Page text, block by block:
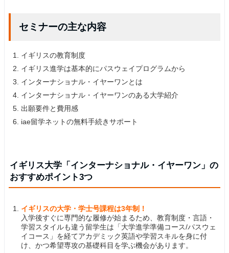
セミナーの主な内容
イギリスの教育制度
イギリス進学は基本的にパスウェイプログラムから
インターナショナル・イヤーワンとは
インターナショナル・イヤーワンのある大学紹介
出願要件と費用感
iae留学ネットの無料手続きサポート
イギリス大学「インターナショナル・イヤーワン」の
おすすめポイント3つ
イギリスの大学・学士号課程は3年制！
入学後すぐに専門的な履修が始まるため、教育制度・言語・
学習スタイルも違う留学生は「大学進学準備コース/パスウェ
イコース」を経てアカデミック英語や学習スキルを身に付
け、かつ希望専攻の基礎科目を学ぶ機会があります。